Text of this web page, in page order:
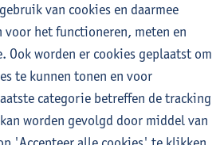
Gytha Burman Astrid Cerpentier
Wouter Delée Hans Ihmsen
Tania Van Passen Marise Van Tendeloo
van cookies en daarmee
het functioneren, meten en
Ook worden er cookies geplaatst om
te kunnen tonen en voor
categorie betreffen de tracking
worden gevolgd door middel van